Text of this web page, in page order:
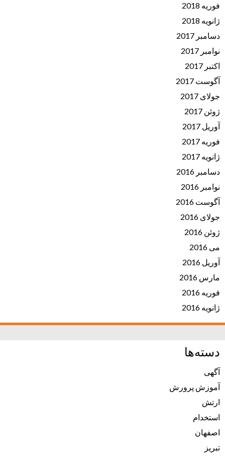
فوریه 2018
ژانویه 2018
دسامبر 2017
نوامبر 2017
اکتبر 2017
آگوست 2017
جولای 2017
ژوئن 2017
آوریل 2017
فوریه 2017
ژانویه 2017
دسامبر 2016
نوامبر 2016
آگوست 2016
جولای 2016
ژوئن 2016
می 2016
آوریل 2016
مارس 2016
فوریه 2016
ژانویه 2016
دسته‌ها
آگهی
آموزش پرورش
ارتش
استخدام
اصفهان
تبریز